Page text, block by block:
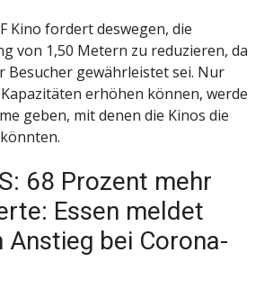
Kino fordert deswegen, die
von 1,50 Metern zu reduzieren, da
Besucher gewährleistet sei. Nur
erhöhen können, werde
geben, mit denen die Kinos die
68 Prozent mehr
Essen meldet
Anstieg bei Corona-